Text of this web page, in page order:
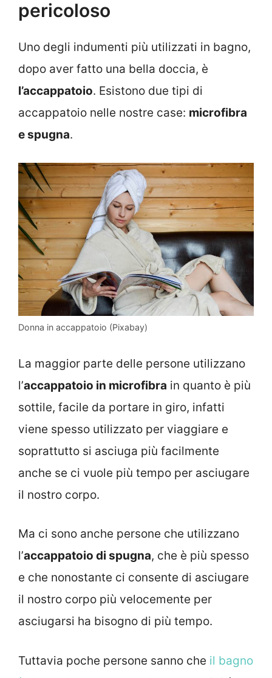
pericoloso
Uno degli indumenti più utilizzati in bagno,
dopo aver fatto una bella doccia, è
l’accappatoio. Esistono due tipi di
accappatoio nelle nostre case: microfibra
e spugna.
Donna in accappatoio (Pixabay)
La maggior parte delle persone utilizzano
l’accappatoio in microfibra in quanto è più
sottile, facile da portare in giro, infatti
viene spesso utilizzato per viaggiare e
soprattutto si asciuga più facilmente
anche se ci vuole più tempo per asciugare
il nostro corpo.
Ma ci sono anche persone che utilizzano
l’accappatoio di spugna, che è più spesso
e che nonostante ci consente di asciugare
il nostro corpo più velocemente per
asciugarsi ha bisogno di più tempo.
Tuttavia poche persone sanno che il bagno